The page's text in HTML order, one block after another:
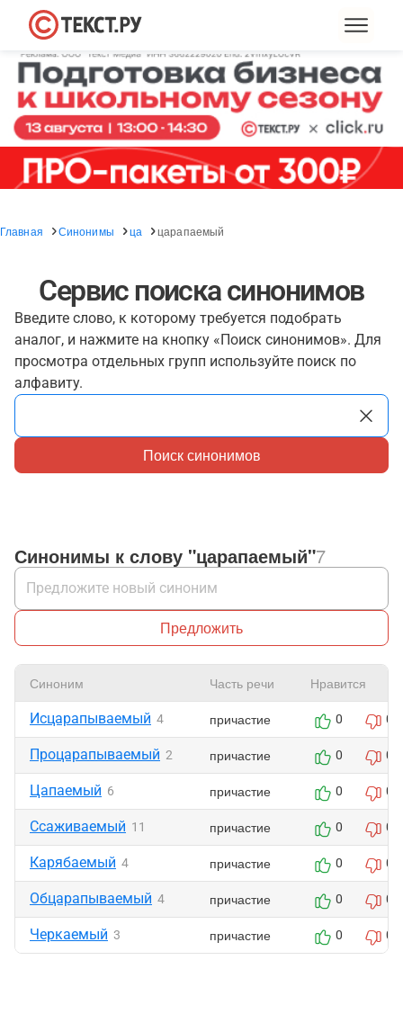
Главная Синонимы ца царапаемый
Сервис поиска синонимов
Введите слово, к которому требуется подобрать
аналог, и нажмите на кнопку «Поиск синонимов». Для
просмотра отдельных групп используйте поиск по
алфавиту.
Поиск синонимов
Синонимы к слову "царапаемый"7
Предложить
Синоним Часть речи Нравится
Исцарапываемый 4 причастие 0 0
Процарапываемый 2 причастие 0 0
Цапаемый 6 причастие 0 0
Ссаживаемый 11 причастие 0 0
Карябаемый 4 причастие 0 0
Обцарапываемый 4 причастие 0 0
Черкаемый 3 причастие 0 0